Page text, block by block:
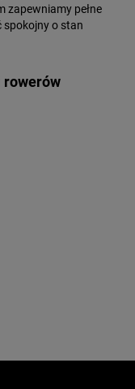
zapewniamy pełne
spokojny o stan
rowerów